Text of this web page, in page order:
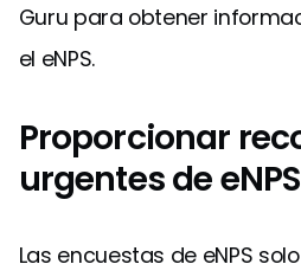
Guru para obtener
el eNPS.
Proporcionar
urgentes de eNPS
Las encuestas de eNPS